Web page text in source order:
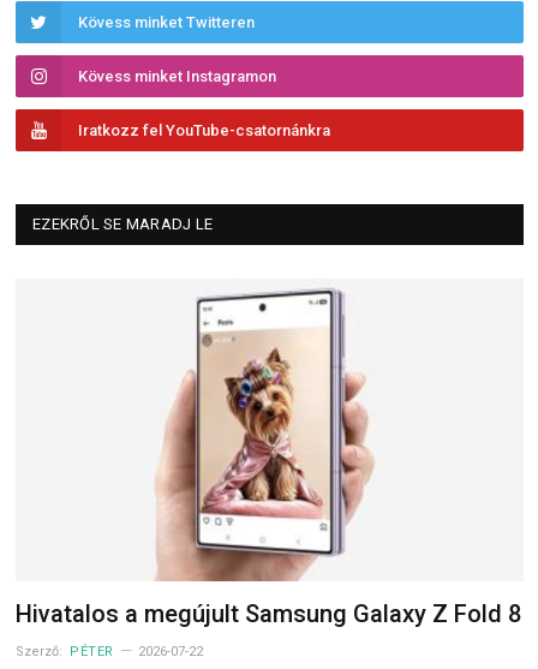
Kövess minket Twitteren
Kövess minket Instagramon
Iratkozz fel YouTube-csatornánkra
EZEKRŐL SE MARADJ LE
Hivatalos a megújult Samsung Galaxy Z Fold 8
Szerző: PÉTER 2026-07-22